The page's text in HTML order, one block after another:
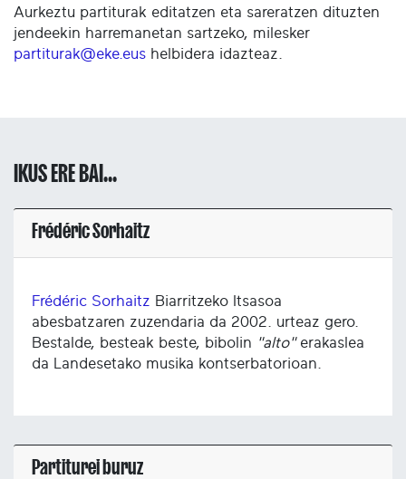
Aurkeztu partiturak editatzen eta sareratzen dituzten
jendeekin harremanetan sartzeko, milesker
partiturak@eke.eus helbidera idazteaz.
IKUS ERE BAI...
Frédéric Sorhaitz
Frédéric Sorhaitz Biarritzeko Itsasoa
abesbatzaren zuzendaria da 2002. urteaz gero.
Bestalde, besteak beste, bibolin "alto"erakaslea
da Landesetako musika kontserbatorioan.
Partiturei buruz